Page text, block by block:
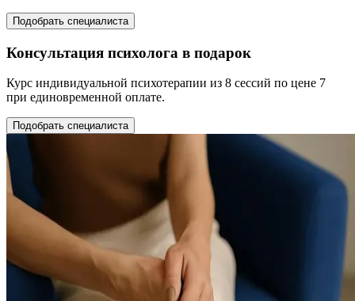
Подобрать специалиста
Консультация психолога в подарок
Курс индивидуальной психотерапии из 8 сессий по цене 7
при единовременной оплате.
Подобрать специалиста